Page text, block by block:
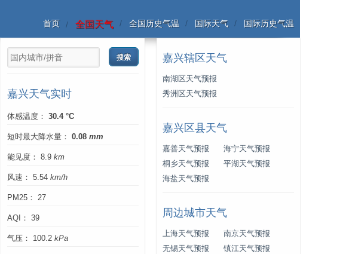
首页 全国天气 全国历史气温 国际天气 国际历史气温
嘉兴天气实时
体感温度： 30.4 °C
短时最大降水量： 0.08 mm
能见度： 8.9 km
风速： 5.54 km/h
PM25： 27
AQI： 39
气压： 100.2 kPa
嘉兴辖区天气
南湖区天气预报
秀洲区天气预报
嘉兴区县天气
嘉善天气预报
海宁天气预报
桐乡天气预报
平湖天气预报
海盐天气预报
周边城市天气
上海天气预报
南京天气预报
无锡天气预报
镇江天气预报